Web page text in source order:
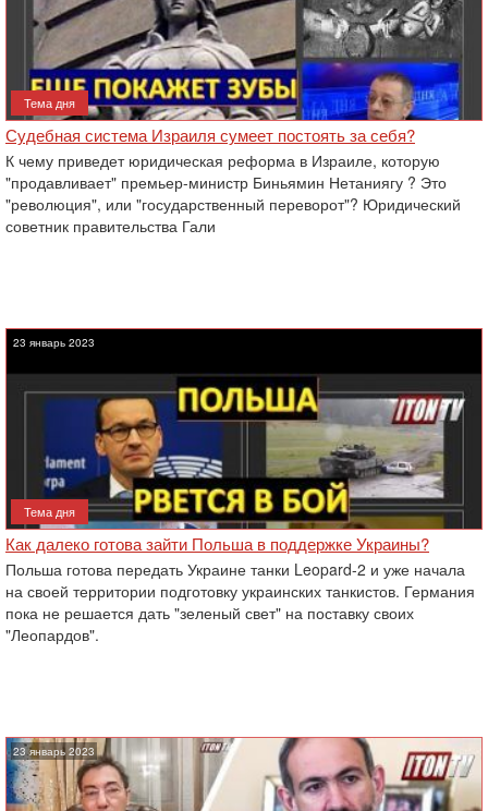
Тема дня
Судебная система Израиля сумеет постоять за себя?
К чему приведет юридическая реформа в Израиле, которую
"продавливает" премьер-министр Биньямин Нетаниягу ? Это
"революция", или "государственный переворот"? Юридический
советник правительства Гали
23 январь 2023
Тема дня
Как далеко готова зайти Польша в поддержке Украины?
Польша готова передать Украине танки Leopard-2 и уже начала
на своей территории подготовку украинских танкистов. Германия
пока не решается дать "зеленый свет" на поставку своих
"Леопардов".
23 январь 2023